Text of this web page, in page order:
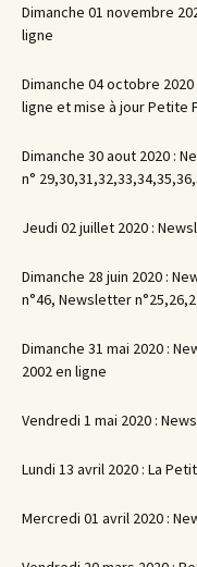
Dimanche 01 novembre
ligne
Dimanche 04 octobre
ligne et mise à jour Petite
Dimanche 30 aout 2020 :
n°
Jeudi 02 juillet 2020 :
Dimanche 28 juin 2020 :
n°46, Newsletter
Dimanche 31 mai 2020 :
2002 en ligne
Vendredi 1 mai 2020 :
Lundi 13 avril 2020 : La
Mercredi 01 avril 2020 :